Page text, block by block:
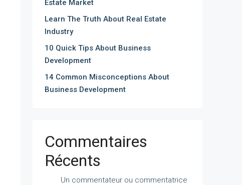
Estate Market
Learn The Truth About Real Estate
Industry
10 Quick Tips About Business
Development
14 Common Misconceptions About
Business Development
Commentaires
Récents
Un commentateur ou commentatrice